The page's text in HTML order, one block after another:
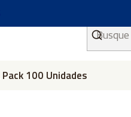
100 Unidades